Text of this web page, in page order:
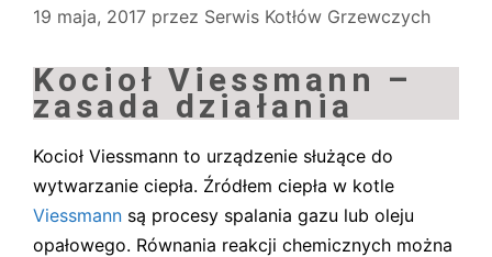
19 maja, 2017 przez Serwis Kotłów Grzewczych
Kocioł Viessmann –
zasada działania
Kocioł Viessmann to urządzenie służące do
wytwarzanie ciepła. Źródłem ciepła w kotle
Viessmann są procesy spalania gazu lub oleju
opałowego. Równania reakcji chemicznych można